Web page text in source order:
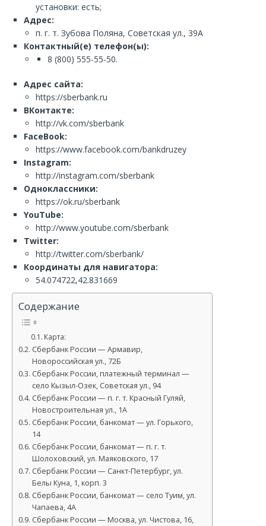
установки: есть;
Адрес:
п. г. т. Зубова Поляна, Советская ул., 39А
Контактный(е) телефон(ы):
8 (800) 555-55-50.
Адрес сайта:
https://sberbank.ru
ВКонтакте:
http://vk.com/sberbank
FaceBook:
https://www.facebook.com/bankdruzey
Instagram:
http://instagram.com/sberbank
Одноклассники:
https://ok.ru/sberbank
YouTube:
http://www.youtube.com/sberbank
Twitter:
http://twitter.com/sberbank/
Координаты для навигатора:
54.074722,42.831669
Содержание
Карта:
Сбербанк России — Армавир,
Новороссийская ул., 72Б
Сбербанк России, платежный терминал —
село Кызыл-Озек, Советская ул., 94
Сбербанк России — п. г. т. Красный Гуляй,
Новостроительная ул., 1А
Сбербанк России, банкомат — ул. Горького,
14
Сбербанк России, банкомат — п. г. т.
Шолоховский, ул. Маяковского, 17
Сбербанк России — Санкт-Петербург, ул.
Белы Куна, 1, корп. 3
Сбербанк России, банкомат — село Туим, ул.
Чапаева, 4А
Сбербанк России — Москва, ул. Чистова, 16,